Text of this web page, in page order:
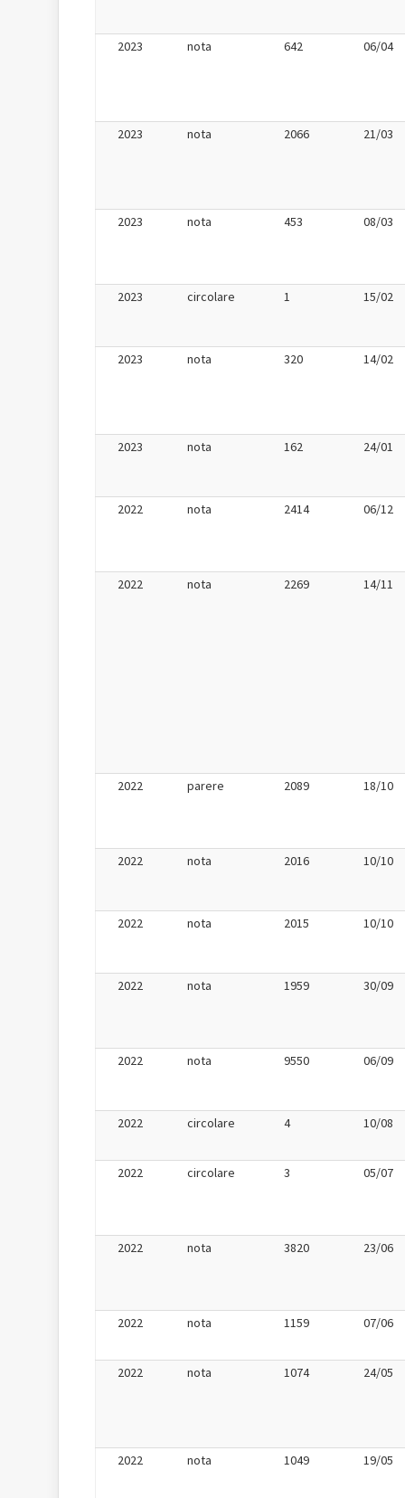
2023 nota 642 06/04
2023 nota 2066 21/03
2023 nota 453 08/03
2023 circolare 1 15/02
2023 nota 320 14/02
2023 nota 162 24/01
2022 nota 2414 06/12
2022 nota 2269 14/11
2022 parere 2089 18/10
2022 nota 2016 10/10
2022 nota 2015 10/10
2022 nota 1959 30/09
2022 nota 9550 06/09
2022 circolare 4 10/08
2022 circolare 3 05/07
2022 nota 3820 23/06
2022 nota 1159 07/06
2022 nota 1074 24/05
2022 nota 1049 19/05